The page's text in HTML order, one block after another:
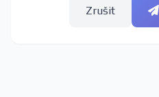
Zrušit